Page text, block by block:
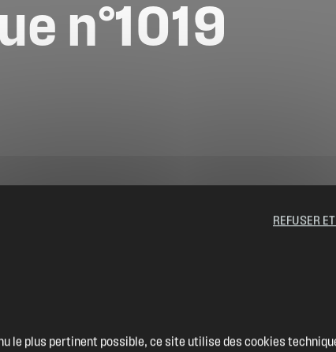
n°1019
le plus pertinent possible, ce site utilise des cookies
REFUSER